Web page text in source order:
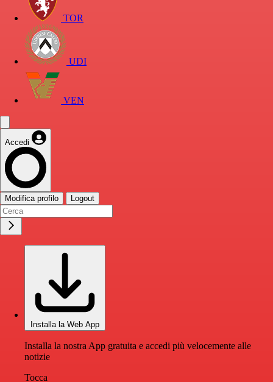
TOR
UDI
VEN
Accedi
Modifica profilo Logout
Installa la Web App
Installa la nostra App gratuita e accedi più velocemente alle
notizie
Tocca